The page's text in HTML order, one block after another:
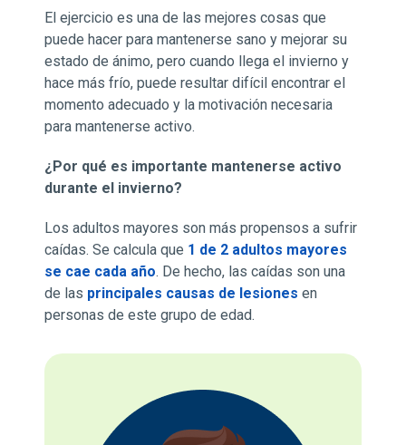
El ejercicio es una de las mejores cosas que
puede hacer para mantenerse sano y mejorar su
estado de ánimo, pero cuando llega el invierno y
hace más frío, puede resultar difícil encontrar el
momento adecuado y la motivación necesaria
para mantenerse activo.
¿Por qué es importante mantenerse activo
durante el invierno?
Los adultos mayores son más propensos a sufrir
caídas. Se calcula que 1 de 2 adultos mayores
se cae cada año. De hecho, las caídas son una
de las principales causas de lesiones en
personas de este grupo de edad.